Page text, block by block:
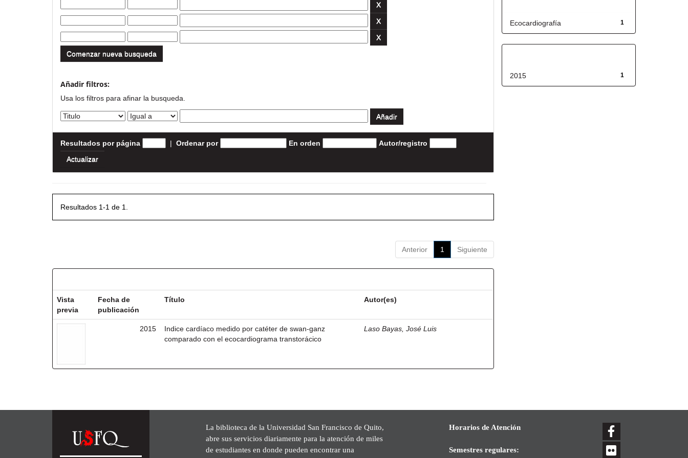
Comenzar nueva busqueda
Añadir filtros:
Usa los filtros para afinar la busqueda.
Resultados por página | Ordenar por En orden Autor/registro
Resultados 1-1 de 1.
Anterior 1 Siguiente
Vista
previa
Fecha de
publicación
Título Autor(es)
2015
Indice cardíaco medido por catéter de swan-ganz
comparado con el ecocardiograma transtorácico
Laso Bayas, José Luis
1
Ecocardiografía
1
2015
La biblioteca de la Universidad San Francisco de Quito,
abre sus servicios diariamente para la atención de miles
de estudiantes en donde pueden encontrar una
Horarios de Atención
Semestres regulares: